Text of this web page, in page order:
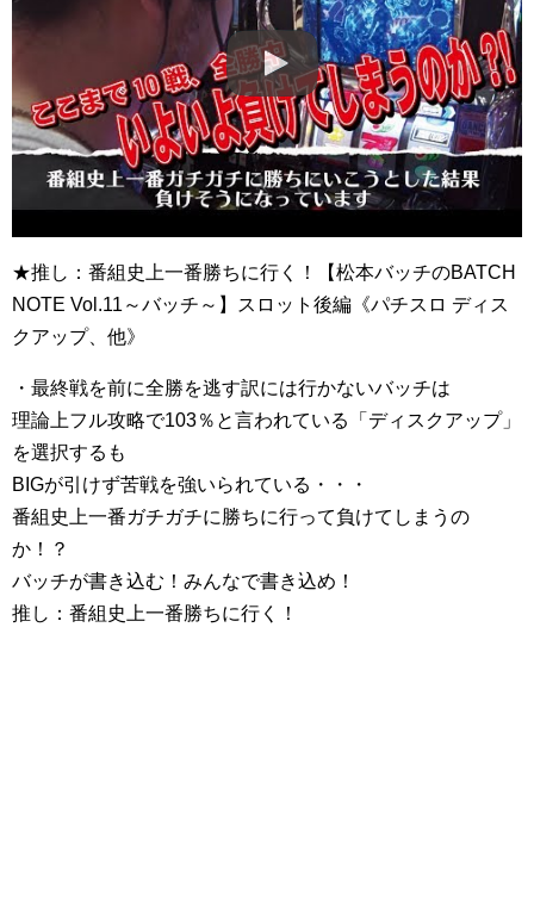
★推し：番組史上一番勝ちに行く！【松本バッチのBATCH
NOTE Vol.11～バッチ～】スロット後編《パチスロ ディス
クアップ、他》
・最終戦を前に全勝を逃す訳には行かないバッチは
理論上フル攻略で103％と言われている「ディスクアップ」
を選択するも
BIGが引けず苦戦を強いられている・・・
番組史上一番ガチガチに勝ちに行って負けてしまうの
か！？
バッチが書き込む！みんなで書き込め！
推し：番組史上一番勝ちに行く！